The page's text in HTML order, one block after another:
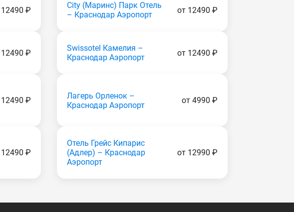
₽
City (Маринс) Парк Отель
– Краснодар Аэропорт
от 12490 ₽
₽
Swissotel Камелия –
Краснодар Аэропорт
от 12490 ₽
₽
Лагерь Орленок –
Краснодар Аэропорт
от 4990 ₽
₽
Отель Грейс Кипарис
(Адлер) – Краснодар
Аэропорт
от 12990 ₽